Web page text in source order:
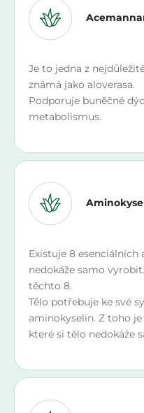
Je to jedna z
známá jako aloverasa.
Podporuje buněčné
metabolismus.
Existuje 8
nedokáže samo
těchto 8.
Tělo potřebuje ke své
aminokyselin. Z toho
které si tělo nedokáže